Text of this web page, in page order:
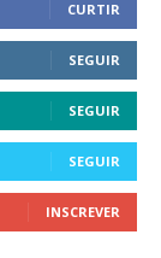
CURTIR
SEGUIR
SEGUIR
SEGUIR
INSCREVER